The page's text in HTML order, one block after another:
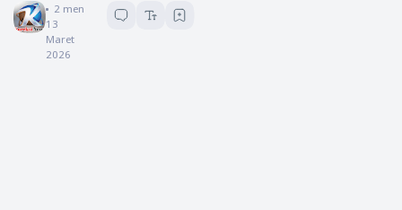
Koreksi News
2 menit baca
13
Maret
2026